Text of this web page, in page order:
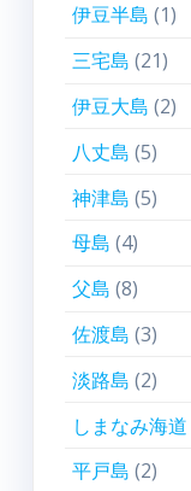
伊豆半島 (1)
三宅島 (21)
伊豆大島 (2)
八丈島 (5)
神津島 (5)
母島 (4)
父島 (8)
佐渡島 (3)
淡路島 (2)
しまなみ海道
平戸島 (2)